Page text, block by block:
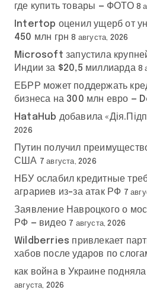
где купить товары — ФОТО 8
Intertop оценил ущерб от
450 млн грн 8 августа, 2026
Microsoft запустила
Индии за $20,5 миллиарда 8
ЕБРР может поддержать
бизнеса на 300 млн евро —
HataHub добавила
2026
Путин получил
США 7 августа, 2026
НБУ ослабил кредитные
аграриев из-за атак РФ 7
Заявление Навроцкого о
РФ — видео 7 августа, 2026
Wildberries привлекает
хабов после ударов по
как война в Украине
августа, 2026